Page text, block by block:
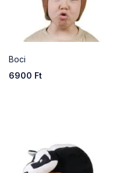
Boci
6900 Ft